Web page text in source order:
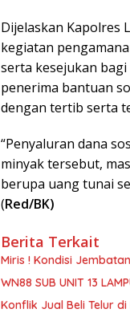
Dijelaskan Kapolres
kegiatan
serta kesejukan
penerima bantuan
dengan tertib serta
“Penyaluran dana
minyak tersebut,
berupa uang tunai
(Red/BK)
Berita Terkait
Miris ! Kondisi
WN88 SUB UNIT 13
Konflik Jual Beli Telur